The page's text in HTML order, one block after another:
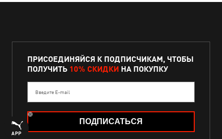
ПРИСОЕДИНЯЙСЯ К ПОДПИСЧИКАМ, ЧТОБЫ
ПОЛУЧИТЬ 10% СКИДКИ НА ПОКУПКУ
Введите E-mail
ПОДПИСАТЬСЯ